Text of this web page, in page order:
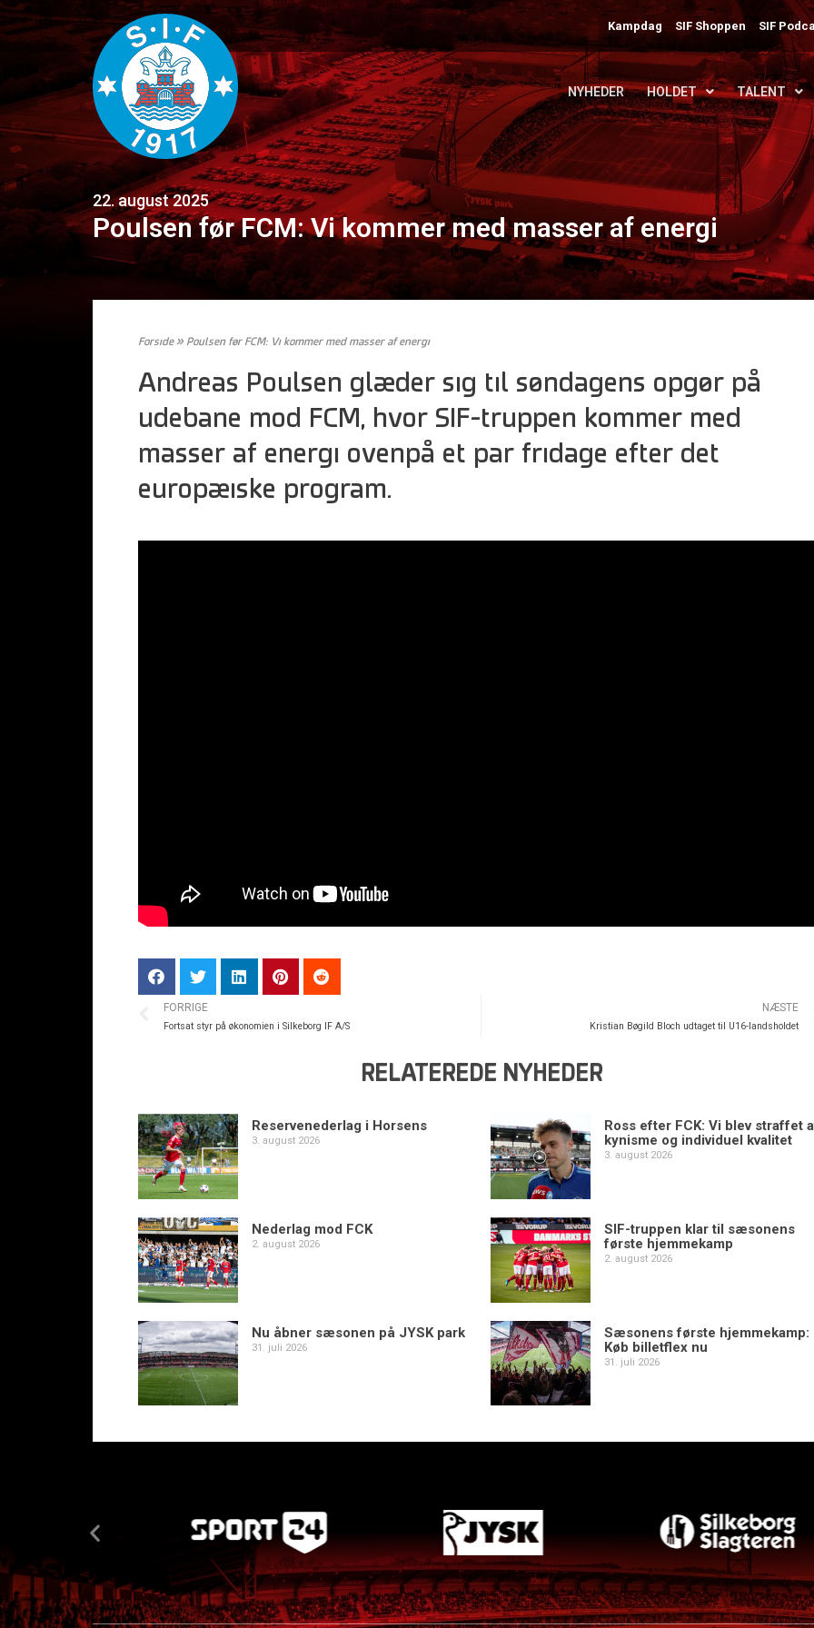
Kampdag SIF Shoppen SIF
NYHEDER HOLDET TALENT
22. august 2025
Poulsen før FCM: Vi kommer med masser af energi
Forside» Poulsen før FCM: Vi kommer med masser af energi
Andreas Poulsen glæder sig til søndagens opgør på
udebane mod FCM, hvor SIF-truppen kommer med
masser af energi ovenpå et par fridage efter det
europæiske program.
FORRIGE
Fortsat styr på økonomien i Silkeborg IF A/S
NÆSTE
Kristian Bøgild Bloch udtaget til U16-landsholdet
RELATEREDE NYHEDER
Reservenederlag i Horsens
3. august 2026
Ross efter FCK: Vi blev straffet
kynisme og individuel kvalitet
3. august 2026
Nederlag mod FCK
2. august 2026
SIF-truppen klar til sæsonens
første hjemmekamp
2. august 2026
Nu åbner sæsonen på JYSK park
31. juli 2026
Sæsonens første hjemmekamp:
Køb billetflex nu
31. juli 2026